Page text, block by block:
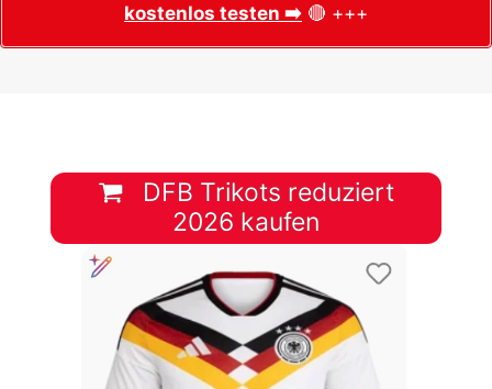
kostenlos testen ➡️ 🔴 +++
DFB Trikots reduziert
2026 kaufen